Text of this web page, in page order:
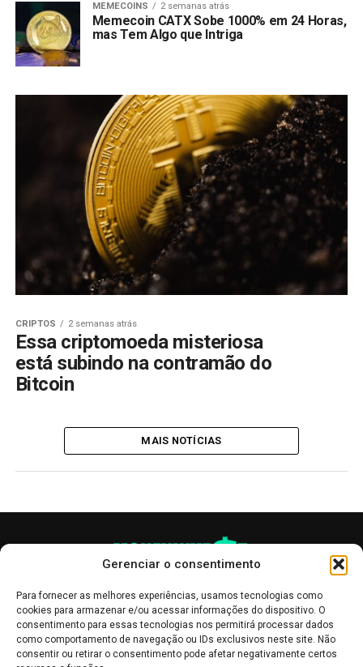
Gerenciar o consentimento
Para fornecer as melhores experiências, usamos tecnologias como
cookies para armazenar e/ou acessar informações do dispositivo. O
consentimento para essas tecnologias nos permitirá processar dados
como comportamento de navegação ou IDs exclusivos neste site. Não
consentir ou retirar o consentimento pode afetar negativamente certos
MEMECOINS 2 semanas atrás
Memecoin CATX Sobe 1000% em 24 Horas,
mas Tem Algo que Intriga
CRIPTOS 2 semanas atrás
Essa criptomoeda misteriosa
está subindo na contramão do
Bitcoin
MAIS NOTÍCIAS